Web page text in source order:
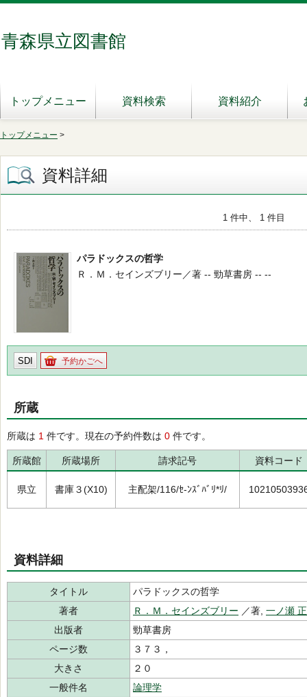
青森県立図書館
トップメニュー 資料検索 資料紹介
トップメニュー >
資料詳細
1 件中、 1 件目
パラドックスの哲学
Ｒ．Ｍ．セインズブリー／著 -- 勁草書房 -- --
SDI 予約かごへ
所蔵
所蔵は 1 件です。現在の予約件数は 0 件です。
所蔵館 所蔵場所 請求記号 資料コード
県立 書庫３(X10) 主配架/116/ｾ-ﾝｽﾞﾊﾞﾘ*ﾘ/
資料詳細
タイトル
パラドックスの哲学
著者
Ｒ．Ｍ．セインズブリー ／著, 一ノ瀬
出版者
勁草書房
ページ数
３７３，
大きさ
２０
一般件名
論理学